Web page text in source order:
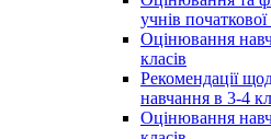
учнів
Оцінювання
класів
Рекомендації
навчання в 3-4
Оцінювання